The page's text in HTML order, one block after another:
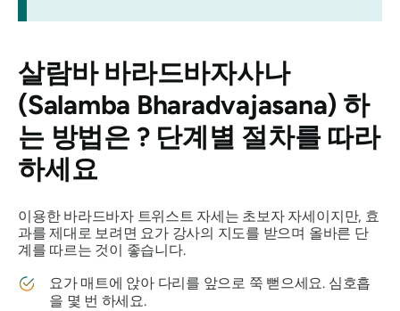
살람바 바라드바자사나
(Salamba Bharadvajasana) 하
는 방법은 ? 단계별 절차를 따라
하세요
이용한 바라드바자트위스트 자세는 초보자 자세이지만, 효
과를 제대로 보려면 요가 강사의 지도를 받으며 올바른 단
계를 따르는 것이 좋습니다.
요가 매트에 앉아 다리를 앞으로 쭉 뻗으세요. 심호흡
을 몇 번 하세요.